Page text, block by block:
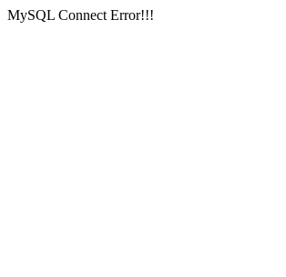
MySQL Connect Error!!!